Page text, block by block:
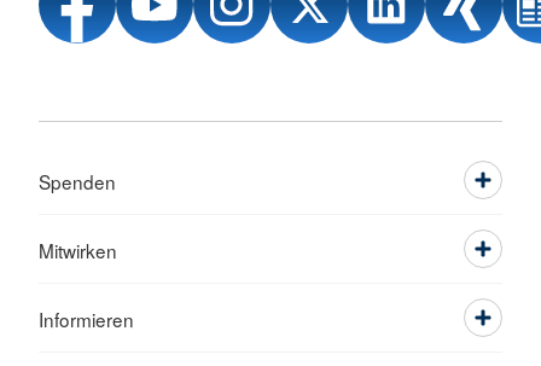
Spenden
Mitwirken
Informieren